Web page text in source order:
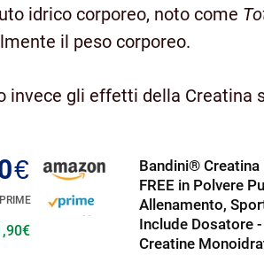
idrico corporeo, noto come
il peso corporeo.
invece gli effetti della Creatina
€
Bandini® Creatina
FREE in Polvere
Allenamento,
Include Dosatore
Creatine